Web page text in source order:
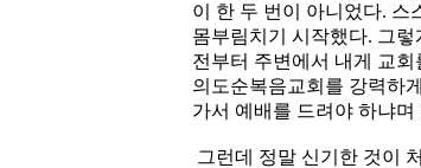
이 한 두 번이 아니었다. 스
몸부림치기 시작했다. 그렇
전부터 주변에서 내게 교
의도순복음교회를 강력하
가서 예배를 드려야 하냐
그런데 정말 신기한 것이